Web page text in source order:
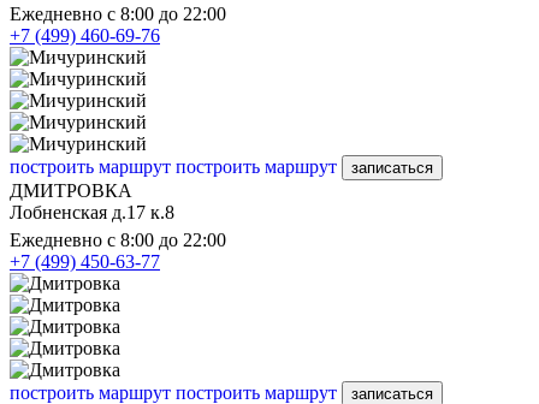
Ежедневно с 8:00 до 22:00
+7 (499) 460-69-76
построить маршрут построить маршрут записаться
ДМИТРОВКА
Лобненская д.17 к.8
Ежедневно с 8:00 до 22:00
+7 (499) 450-63-77
построить маршрут построить маршрут записаться